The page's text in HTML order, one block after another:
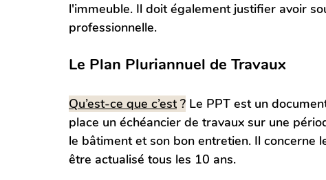
l'immeuble. Il doit également justifier avoir
professionnelle.
Le Plan Pluriannuel de Travaux
Qu’est-ce que c’est ? Le PPT est un
place un échéancier de travaux sur une
le bâtiment et son bon entretien. Il concerne
être actualisé tous les 10 ans.